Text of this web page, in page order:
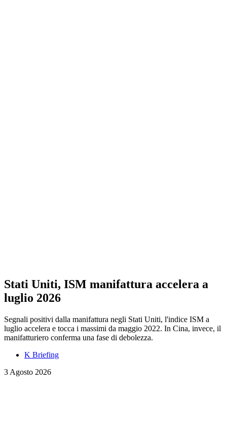
Stati Uniti, ISM manifattura accelera a
luglio 2026
Segnali positivi dalla manifattura negli Stati Uniti, l'indice ISM a
luglio accelera e tocca i massimi da maggio 2022. In Cina, invece, il
manifatturiero conferma una fase di debolezza.
K Briefing
3 Agosto 2026